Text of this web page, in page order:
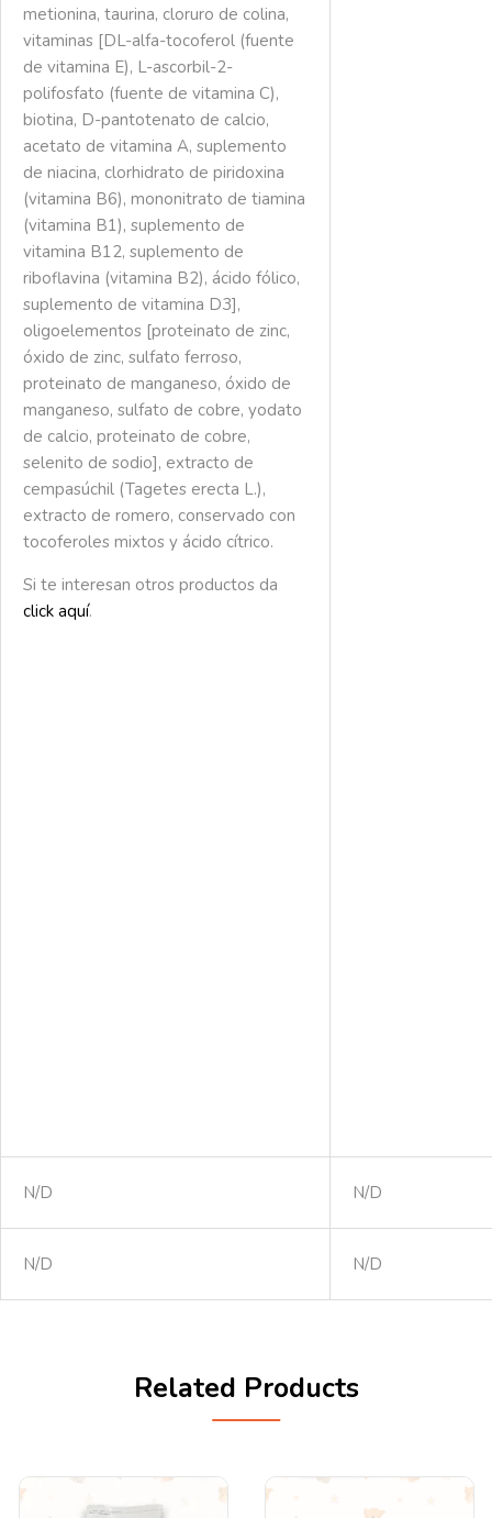
metionina, taurina, cloruro de colina,
vitaminas [DL-alfa-tocoferol (fuente
de vitamina E), L-ascorbil-2-
polifosfato (fuente de vitamina C),
biotina, D-pantotenato de calcio,
acetato de vitamina A, suplemento
de niacina, clorhidrato de piridoxina
(vitamina B6), mononitrato de tiamina
(vitamina B1), suplemento de
vitamina B12, suplemento de
riboflavina (vitamina B2), ácido fólico,
suplemento de vitamina D3],
oligoelementos [proteinato de zinc,
óxido de zinc, sulfato ferroso,
proteinato de manganeso, óxido de
manganeso, sulfato de cobre, yodato
de calcio, proteinato de cobre,
selenito de sodio], extracto de
cempasúchil (Tagetes erecta L.),
extracto de romero, conservado con
tocoferoles mixtos y ácido cítrico.
Si te interesan otros productos da
click aquí.
N/D N/D
N/D N/D
Related Products